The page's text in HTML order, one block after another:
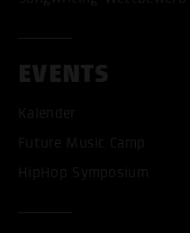
EVENTS
Kalender
Future Music Camp
HipHop Symposium